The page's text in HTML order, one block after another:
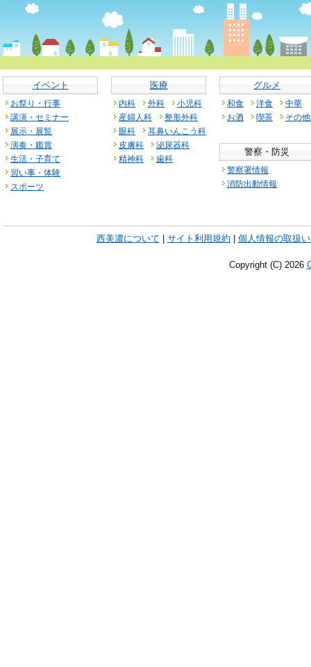
イベント
お祭り・行事
講演・セミナー
展示・展覧
演奏・鑑賞
生活・子育て
習い事・体験
スポーツ
医療
内科 外科
小児科
産婦人科
整形外科
眼科
耳鼻いんこう科
皮膚科
泌尿器科
精神科
歯科
グルメ
和食 洋食
中華
お酒
喫茶 その他
警察・防災
警察署情報
消防出動情報
西美濃について サイト利用規約 個人情報の取扱
Copyright (C) 2026